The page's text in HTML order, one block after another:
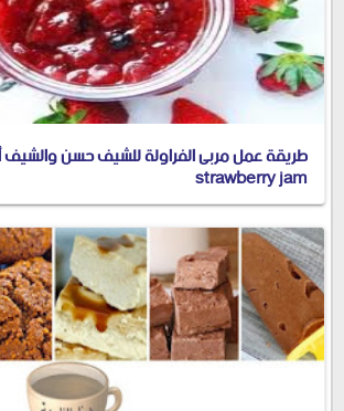
طريقة عمل مربى الفراولة للشيف حسن والشيف
strawberry jam